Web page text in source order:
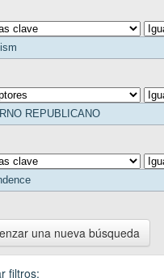
una nueva búsqueda
filtros: